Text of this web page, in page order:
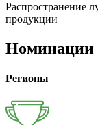
Распространение
продукции
Номинации
Регионы